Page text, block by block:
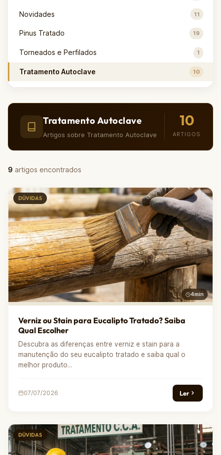
Novidades 11
Pinus Tratado 19
Torneados e Perfilados 1
Tratamento Autoclave 10
Tratamento Autoclave
Artigos sobre Tratamento Autoclave
10
ARTIGOS
9 artigos encontrados
DÚVIDAS
4min
Verniz ou Stain para Eucalipto Tratado? Saiba
Qual Escolher
Descubra as diferenças entre verniz e stain para a
manutenção do seu eucalipto tratado e saiba qual o
melhor produto...
07/07/2026 Ler
DÚVIDAS